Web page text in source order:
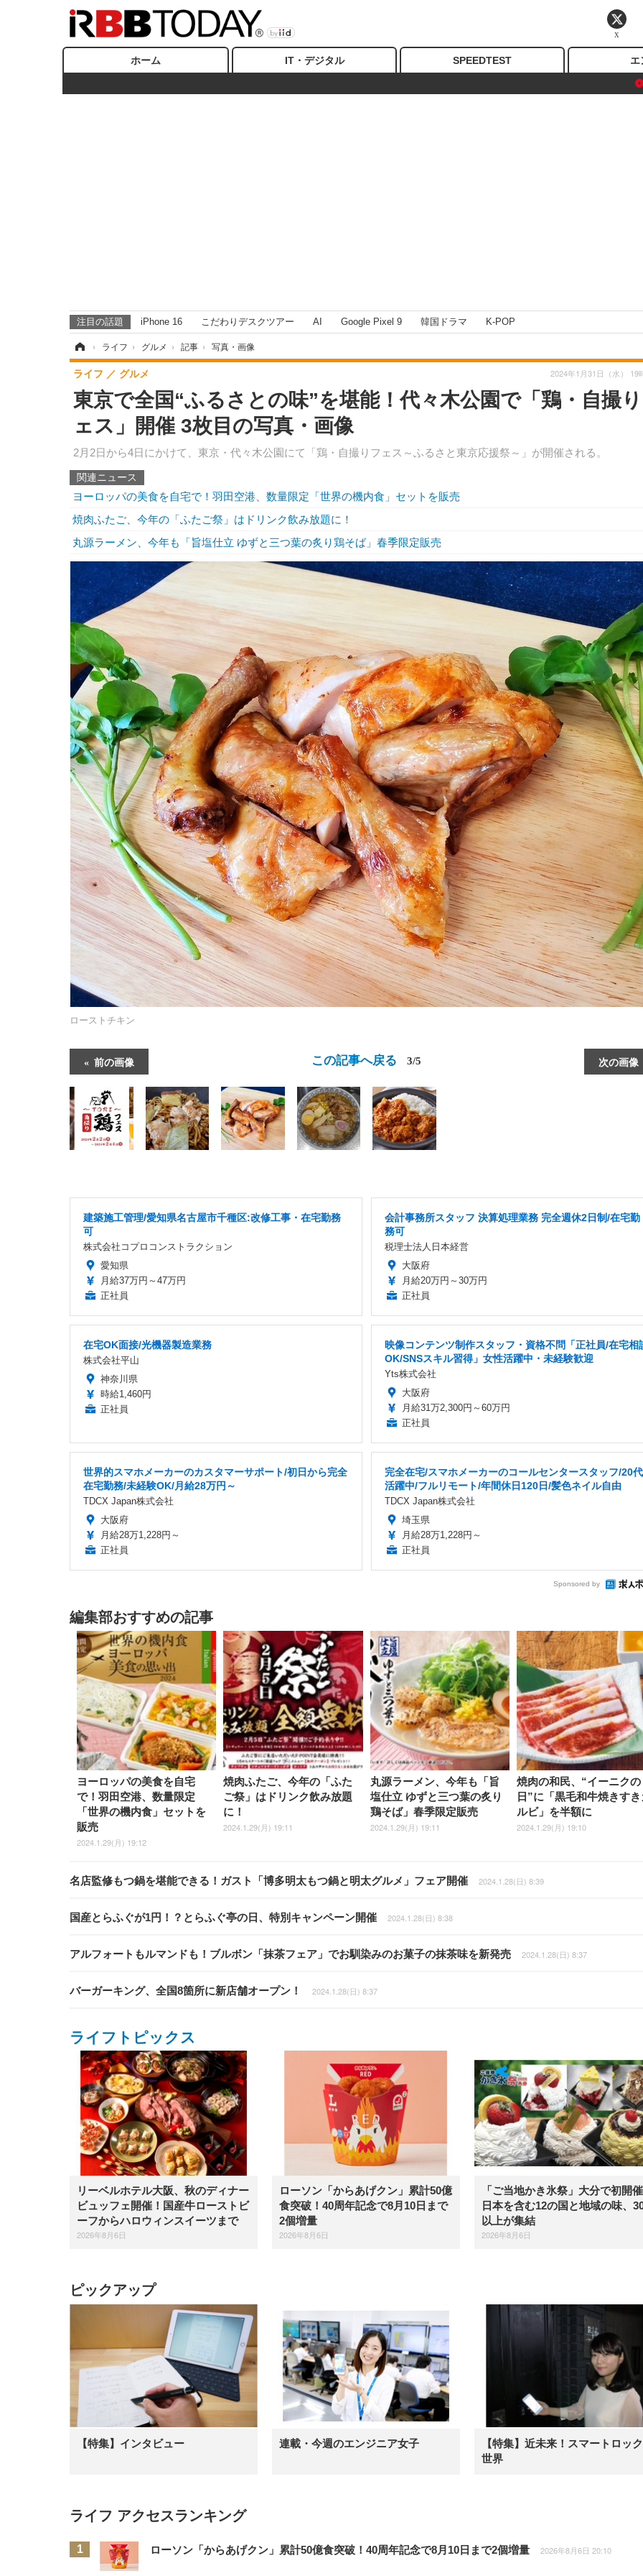
ホーム IT・デジタル SPEEDTEST エ
注目の話題 iPhone 16 こだわりデスクツアー AI Google Pixel 9 韓国ドラマ K-POP
› ライフ › グルメ › 記事 › 写真・画像
東京で全国“ふるさとの味”を堪能！代々木公園で「鶏・自撮
ェス」開催 3枚目の写真・画像
2月2日から4日にかけて、東京・代々木公園にて「鶏・自撮りフェス～ふるさと東京応援祭～」が開催される。
ライフ グルメ 2024年1月31日（水） 19
関連ニュース
ヨーロッパの美食を自宅で！羽田空港、数量限定「世界の機内食」セットを販売
焼肉ふたご、今年の「ふたご祭」はドリンク飲み放題に！
丸源ラーメン、今年も「旨塩仕立 ゆずと三つ葉の炙り鶏そば」春季限定販売
ローストチキン
前の画像 次の画像
この記事へ戻る 3/5
建築施工管理/愛知県名古屋市千種区:改修工事・在宅勤務
可
株式会社コプロコンストラクション
愛知県
月給37万円～47万円
正社員
会計事務所スタッフ 決算処理業務 完全週休2日制/在宅勤
務可
税理士法人日本経営
大阪府
月給20万円～30万円
正社員
在宅OK面接/光機器製造業務
株式会社平山
神奈川県
時給1,460円
正社員
映像コンテンツ制作スタッフ・資格不問「正社員/在宅相
OK/SNSスキル習得」女性活躍中・未経験歓迎
Yts株式会社
大阪府
月給31万2,300円～60万円
正社員
世界的スマホメーカーのカスタマーサポート/初日から完全
在宅勤務/未経験OK/月給28万円～
TDCX Japan株式会社
大阪府
月給28万1,228円～
正社員
完全在宅/スマホメーカーのコールセンタースタッフ/20代
活躍中/フルリモート/年間休日120日/髪色ネイル自由
TDCX Japan株式会社
埼玉県
月給28万1,228円～
正社員
Sponsored by
編集部おすすめの記事
ヨーロッパの美食を自宅
で！羽田空港、数量限定
「世界の機内食」セットを
販売
2024.1.29(月) 19:12
焼肉ふたご、今年の「ふた
ご祭」はドリンク飲み放題
に！
2024.1.29(月) 19:11
丸源ラーメン、今年も「旨
塩仕立 ゆずと三つ葉の炙り
鶏そば」春季限定販売
2024.1.29(月) 19:11
焼肉の和民、“イーニクの
日”に「黒毛和牛焼きす
ルビ」を半額に
2024.1.29(月) 19:10
名店監修もつ鍋を堪能できる！ガスト「博多明太もつ鍋と明太グルメ」フェア開催 2024.1.28(日) 8:39
国産とらふぐが1円！？とらふぐ亭の日、特別キャンペーン開催 2024.1.28(日) 8:38
アルフォートもルマンドも！ブルボン「抹茶フェア」でお馴染みのお菓子の抹茶味を新発売 2024.1.28(日) 8:37
バーガーキング、全国8箇所に新店舗オープン！ 2024.1.28(日) 8:37
ライフトピックス
リーベルホテル大阪、秋のディナー
ビュッフェ開催！国産牛ローストビ
ーフからハロウィンスイーツまで
2026年8月6日
ローソン「からあげクン」累計50億
食突破！40周年記念で8月10日まで
2個増量
2026年8月6日
「ご当地かき氷祭」大分で初開
日本を含む12の国と地域の味、
以上が集結
2026年8月6日
ピックアップ
【特集】インタビュー 連載・今週のエンジニア女子
【特集】近未来！スマートロッ
世界
ライフ アクセスランキング
ローソン「からあげクン」累計50億食突破！40周年記念で8月10日まで2個増量 2026年8月6日 20:10
X